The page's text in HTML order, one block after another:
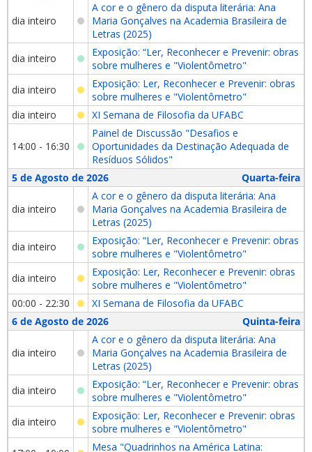
dia inteiro
A cor e o gênero da disputa literária: Ana
Maria Gonçalves na Academia Brasileira de
Letras (2025)
dia inteiro
Exposição: “Ler, Reconhecer e Prevenir: obras
sobre mulheres e "Violentômetro"
dia inteiro
Exposição: Ler, Reconhecer e Prevenir: obras
sobre mulheres e "Violentômetro"
dia inteiro
XI Semana de Filosofia da UFABC
14:00 - 16:30
Painel de Discussão "Desafios e
Oportunidades da Destinação Adequada de
Resíduos Sólidos"
5 de Agosto de 2026
Quarta-feira
dia inteiro
A cor e o gênero da disputa literária: Ana
Maria Gonçalves na Academia Brasileira de
Letras (2025)
dia inteiro
Exposição: “Ler, Reconhecer e Prevenir: obras
sobre mulheres e "Violentômetro"
dia inteiro
Exposição: Ler, Reconhecer e Prevenir: obras
sobre mulheres e "Violentômetro"
00:00 - 22:30
XI Semana de Filosofia da UFABC
6 de Agosto de 2026
Quinta-feira
dia inteiro
A cor e o gênero da disputa literária: Ana
Maria Gonçalves na Academia Brasileira de
Letras (2025)
dia inteiro
Exposição: “Ler, Reconhecer e Prevenir: obras
sobre mulheres e "Violentômetro"
dia inteiro
Exposição: Ler, Reconhecer e Prevenir: obras
sobre mulheres e "Violentômetro"
Mesa "Quadrinhos na América Latina: